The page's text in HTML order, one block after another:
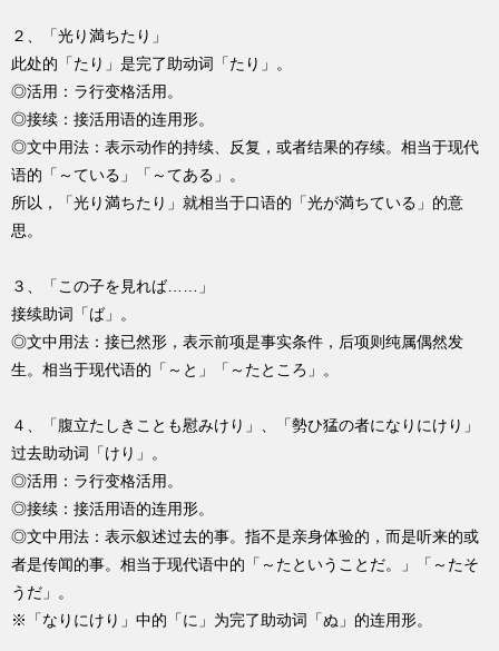
２、「光り満ちたり」
此处的「たり」是完了助动词「たり」。
◎活用：ラ行变格活用。
◎接续：接活用语的连用形。
◎文中用法：表示动作的持续、反复，或者结果的存续。相当于现代
语的「～ている」「～てある」。
所以，「光り満ちたり」就相当于口语的「光が満ちている」的意
思。
３、「この子を見れば……」
接续助词「ば」。
◎文中用法：接已然形，表示前项是事实条件，后项则纯属偶然发
生。相当于现代语的「～と」「～たところ」。
４、「腹立たしきことも慰みけり」、「勢ひ猛の者になりにけり」
过去助动词「けり」。
◎活用：ラ行变格活用。
◎接续：接活用语的连用形。
◎文中用法：表示叙述过去的事。指不是亲身体验的，而是听来的或
者是传闻的事。相当于现代语中的「～たということだ。」「～たそ
うだ」。
※「なりにけり」中的「に」为完了助动词「ぬ」的连用形。